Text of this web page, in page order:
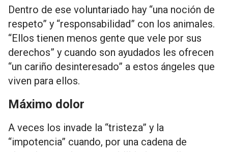
Dentro de ese voluntariado hay “una noción de
respeto” y “responsabilidad” con los animales.
“Ellos tienen menos gente que vele por sus
derechos” y cuando son ayudados les ofrecen
“un cariño desinteresado” a estos ángeles que
viven para ellos.
Máximo dolor
A veces los invade la “tristeza” y la
“impotencia” cuando, por una cadena de